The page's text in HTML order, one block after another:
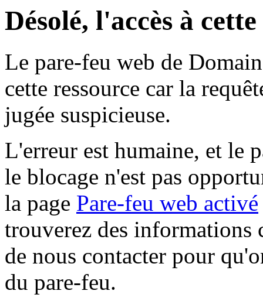
Désolé, l'accès à
Le pare-feu web de
cette ressource car la
jugée suspicieuse.
L'erreur est humaine, et le
le blocage n'est pas
la page Pare-feu web activé
trouverez des informations
de nous contacter pour
du pare-feu.